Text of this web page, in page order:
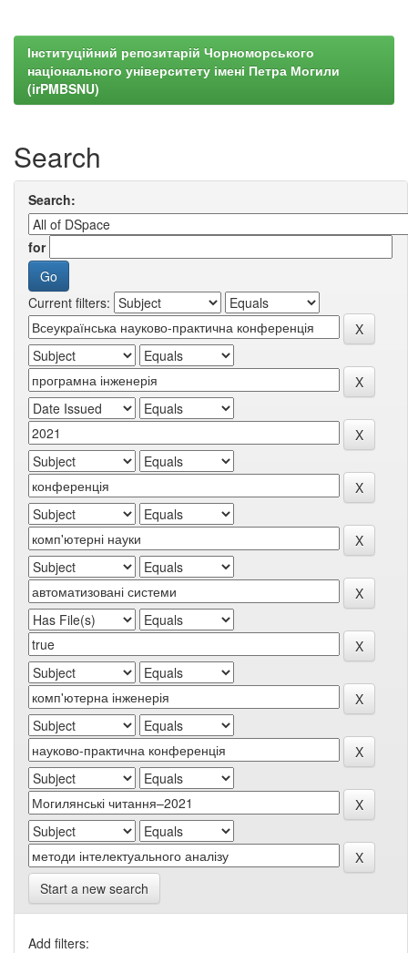
Інституційний репозитарій Чорноморського
національного університету імені Петра Могили
(irPMBSNU)
Search
Search:
for
Current filters:
Start a new search
Add filters: